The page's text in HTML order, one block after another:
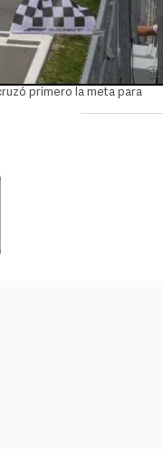
primero la meta para